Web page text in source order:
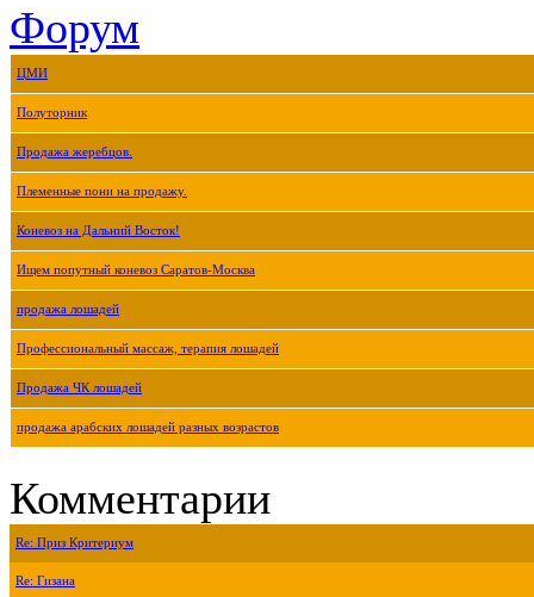
Форум
ЦМИ
Полуторник
Продажа жеребцов.
Племенные пони на продажу.
Коневоз на Дальний Восток!
Ищем попутный коневоз Саратов-Москва
продажа лошадей
Профессиональный массаж, терапия лошадей
Продажа ЧК лошадей
продажа арабских лошадей разных возрастов
Комментарии
Re: Приз Критериум
Re: Гизана